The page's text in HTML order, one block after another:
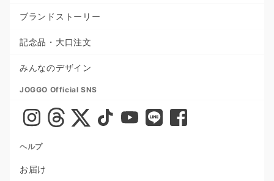
ブランドストーリー
記念品・大口注文
みんなのデザイン
JOGGO Official SNS
ヘルプ
お届け